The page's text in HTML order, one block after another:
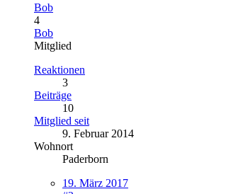
Bob
4
Bob
Mitglied
Reaktionen
3
Beiträge
10
Mitglied seit
9. Februar 2014
Wohnort
Paderborn
19. März 2017